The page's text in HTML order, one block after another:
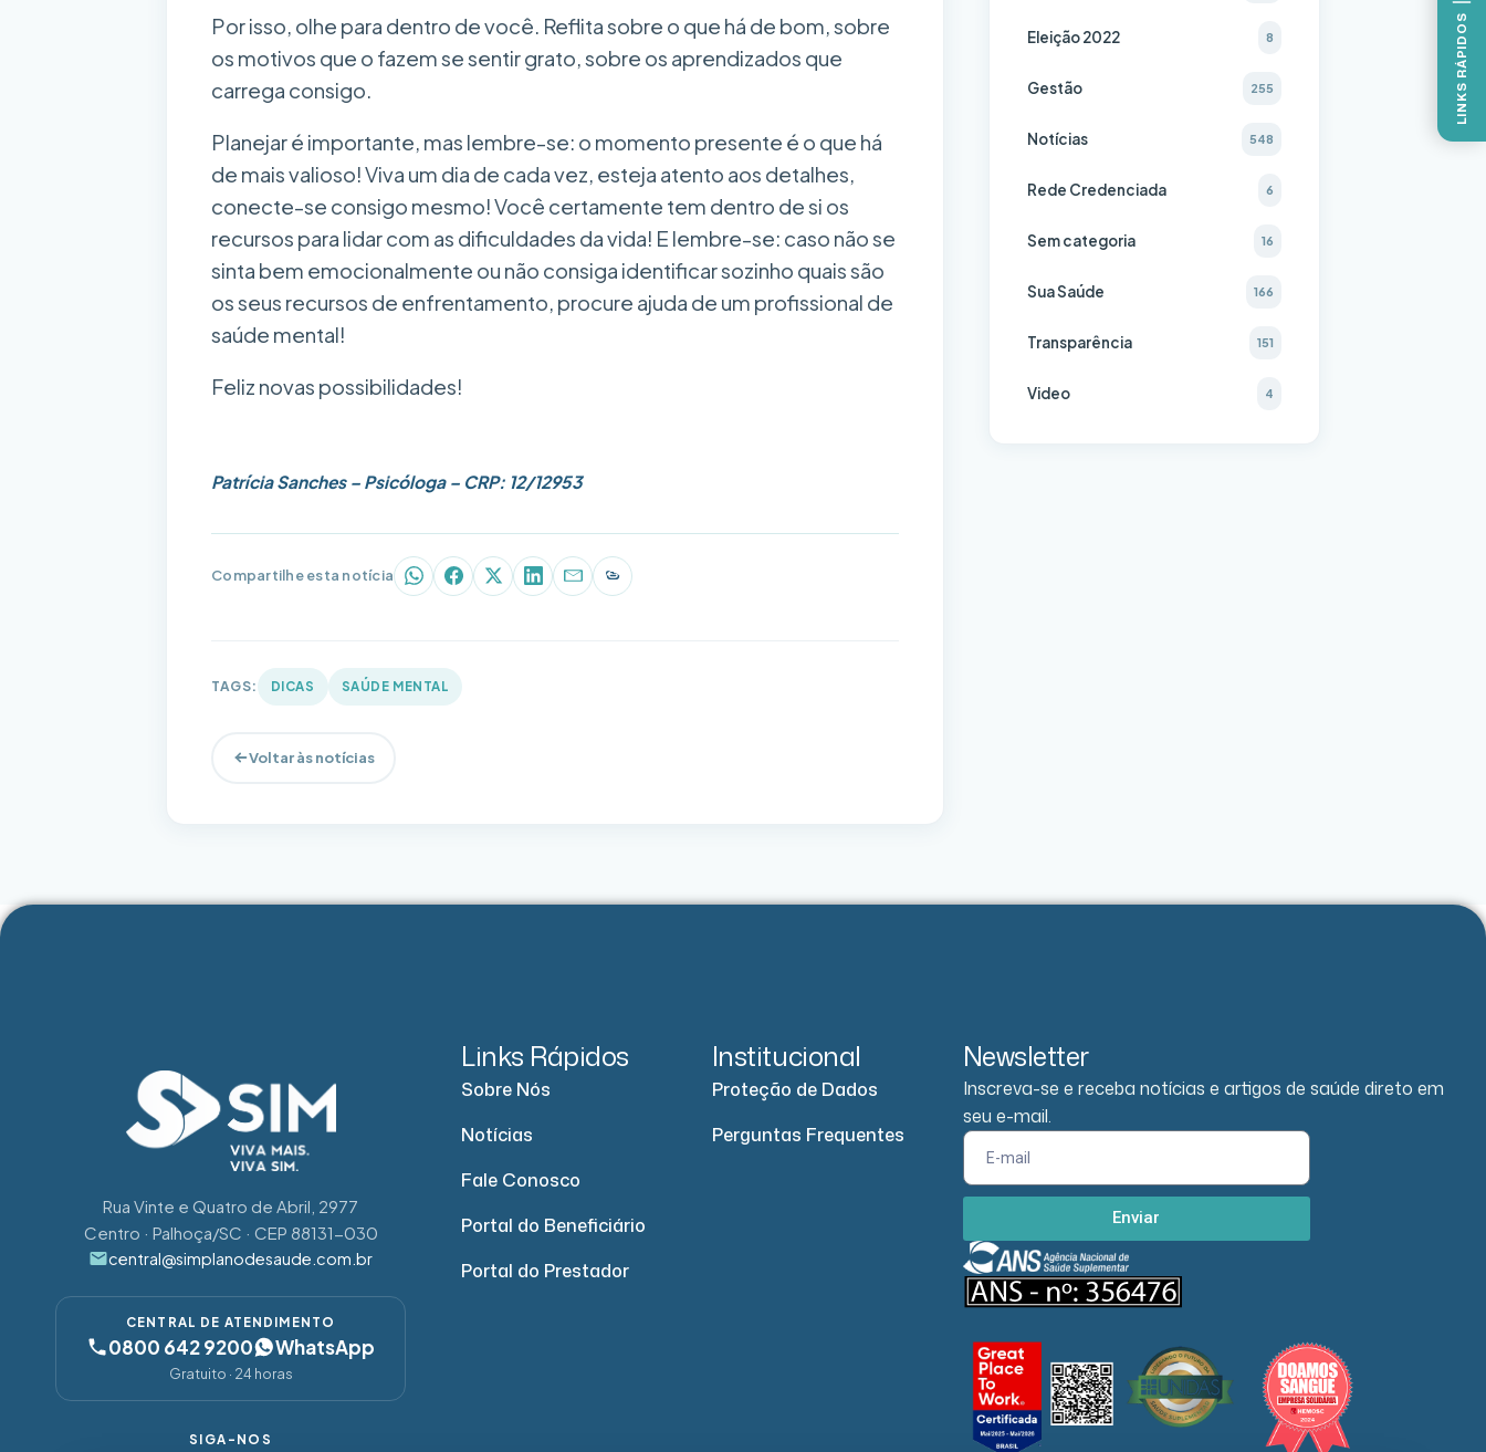
Por isso, olhe para dentro de você. Reflita sobre o que há de bom, sobre
os motivos que o fazem se sentir grato, sobre os aprendizados que
carrega consigo.
Planejar é importante, mas lembre-se: o momento presente é o que há
de mais valioso! Viva um dia de cada vez, esteja atento aos detalhes,
conecte-se consigo mesmo! Você certamente tem dentro de si os
recursos para lidar com as dificuldades da vida! E lembre-se: caso não se
sinta bem emocionalmente ou não consiga identificar sozinho quais são
os seus recursos de enfrentamento, procure ajuda de um profissional de
saúde mental!
Feliz novas possibilidades!
Patrícia Sanches – Psicóloga – CRP: 12/12953
Compartilhe esta notícia WhatsApp
FacebookX (Twitter)
LinkedInE-mailCopiar link
TAGS: DICAS SAÚDE MENTAL
Voltar às notícias
Eleição 2022 8
Gestão 255
Notícias 548
Rede Credenciada 6
Sem categoria 16
Sua Saúde 166
Transparência 151
Video 4
Rua Vinte e Quatro de Abril, 2977
Centro · Palhoça/SC · CEP 88131-030
central@simplanodesaude.com.br
CENTRAL DE ATENDIMENTO
0800 642 9200 WhatsApp
Gratuito · 24 horas
SIGA-NOS
Links Rápidos
Sobre Nós
Notícias
Fale Conosco
Portal do Beneficiário
Portal do Prestador
Institucional
Proteção de Dados
Perguntas Frequentes
Newsletter
Inscreva-se e receba notícias e artigos de saúde direto em
seu e-mail.
Enviar
LINKS RÁPIDOS